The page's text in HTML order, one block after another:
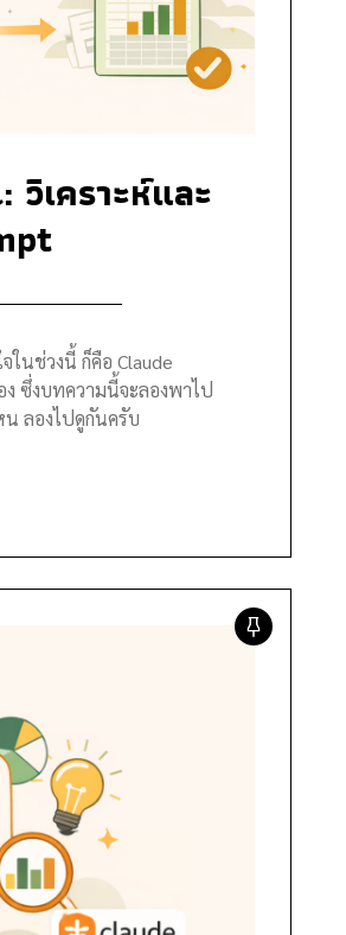
วิเคราะห์และ
นช่วงนี้ ก็คือ Claude
ง ซึ่งบทความนี้จะลองพาไป
น ลองไปดูกันครับ